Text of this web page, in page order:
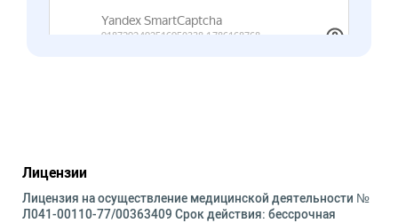
Лицензии
Лицензия на осуществление медицинской деятельности №
Л041-00110-77/00363409 Срок действия: бессрочная